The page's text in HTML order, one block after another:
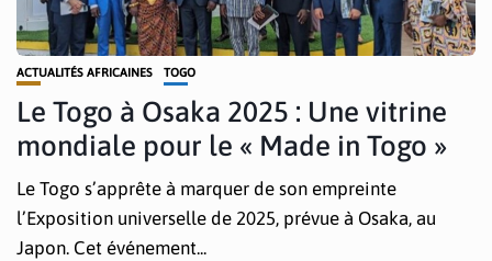
ACTUALITÉS AFRICAINES TOGO
Le Togo à Osaka 2025 : Une vitrine
mondiale pour le « Made in Togo »
Le Togo s’apprête à marquer de son empreinte
l’Exposition universelle de 2025, prévue à Osaka, au
Japon. Cet événement...